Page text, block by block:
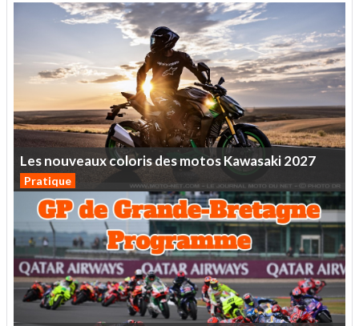
LesnouveauxcolorisdesmotosKawasaki2027
Pratique